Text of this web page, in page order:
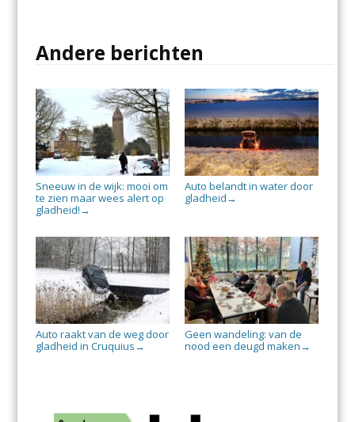
Andere berichten
Sneeuw in de wijk: mooi om
te zien maar wees alert op
gladheid! →
Auto belandt in water door
gladheid →
Auto raakt van de weg door
gladheid in Cruquius →
Geen wandeling: van de
nood een deugd maken →